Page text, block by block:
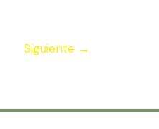
Siguiente →